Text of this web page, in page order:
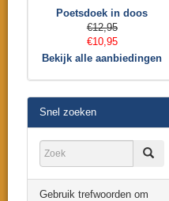
Poetsdoek in doos
€12,95
€10,95
Bekijk alle aanbiedingen
Snel zoeken
Gebruik trefwoorden om